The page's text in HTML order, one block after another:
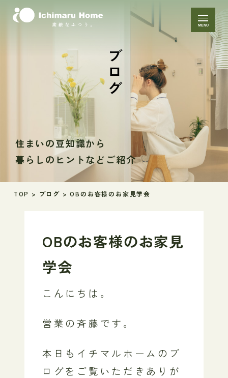
MENU
ブログ
住まいの豆知識から
暮らしのヒントなどご紹介
TOP > ブログ >OBのお客様のお家見学会
OBのお客様のお家見
学会
こんにちは。
営業の斉藤です。
本日もイチマルホームのブ
ログをご覧いただきありが